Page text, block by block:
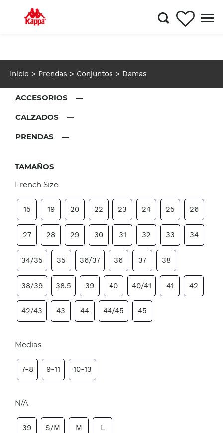
Inicio > Prendas > Conjuntos > Damas
ACCESORIOS —
CALZADOS —
PRENDAS —
TAMAÑOS
French Size
15 19 20 22 23 24 25 26
27 28 29 30 31 32 33 34
34/35 35 36/37 36 37 38
38/39 38.5 39 40 40/41 41 42
42/43 43 44 44/45 45
Medias
7-8 9-11 10-13
N/A
39 S/M M L